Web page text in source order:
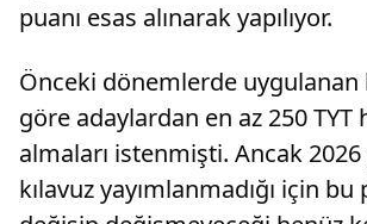
puanı esas alınarak yapılıyor.
Önceki dönemlerde
göre adaylardan en az 250 TYT
almaları istenmişti. Ancak 2026
kılavuz yayımlanmadığı için bu